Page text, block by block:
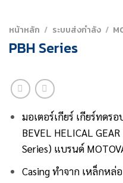
หน้าหลัก / ระบบส่งกำลัง /
PBH Series
มอเตอร์เกียร์ เกียร์ทดรอ
BEVEL HELICAL GEAR
Series) แบรนด์
Casing ทำจาก เหล็กหล่